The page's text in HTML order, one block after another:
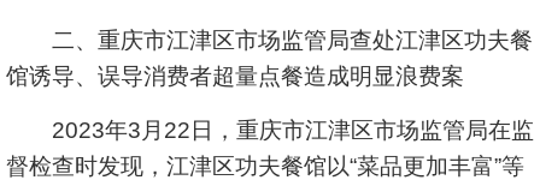
二、重庆市江津区市场监管局查处江津区功夫餐
馆诱导、误导消费者超量点餐造成明显浪费案
2023年3月22日，重庆市江津区市场监管局在监
督检查时发现，江津区功夫餐馆以“菜品更加丰富”等